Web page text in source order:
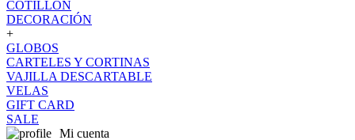
COTILLÓN
DECORACIÓN
+
GLOBOS
CARTELES Y CORTINAS
VAJILLA DESCARTABLE
VELAS
GIFT CARD
SALE
Mi cuenta